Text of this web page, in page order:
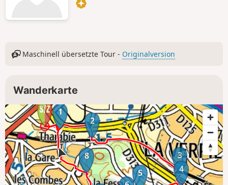
Maschinell übersetzte Tour - Originalversion
Wanderkarte
1
2
3
4
5
8